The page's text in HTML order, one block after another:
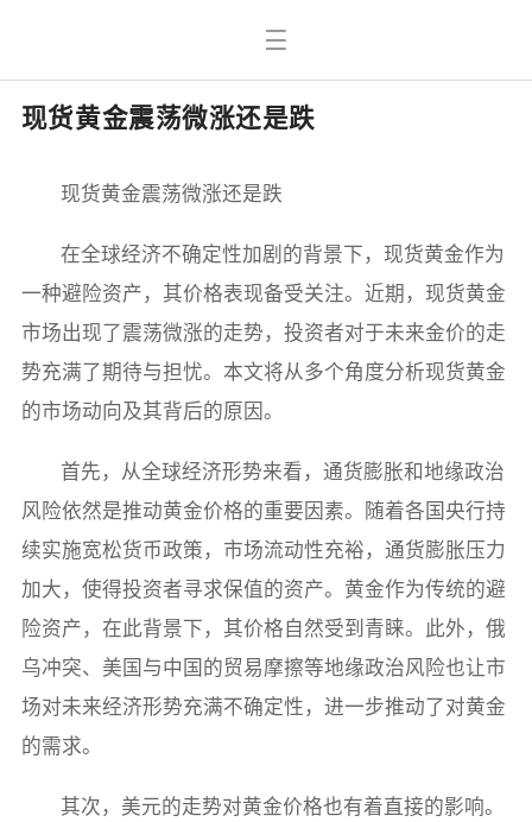
现货黄金震荡微涨还是跌
现货黄金震荡微涨还是跌
在全球经济不确定性加剧的背景下，现货黄金作为
一种避险资产，其价格表现备受关注。近期，现货黄金
市场出现了震荡微涨的走势，投资者对于未来金价的走
势充满了期待与担忧。本文将从多个角度分析现货黄金
的市场动向及其背后的原因。
首先，从全球经济形势来看，通货膨胀和地缘政治
风险依然是推动黄金价格的重要因素。随着各国央行持
续实施宽松货币政策，市场流动性充裕，通货膨胀压力
加大，使得投资者寻求保值的资产。黄金作为传统的避
险资产，在此背景下，其价格自然受到青睐。此外，俄
乌冲突、美国与中国的贸易摩擦等地缘政治风险也让市
场对未来经济形势充满不确定性，进一步推动了对黄金
的需求。
其次，美元的走势对黄金价格也有着直接的影响。